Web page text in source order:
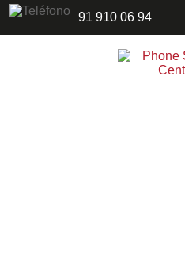
91 910 06 94